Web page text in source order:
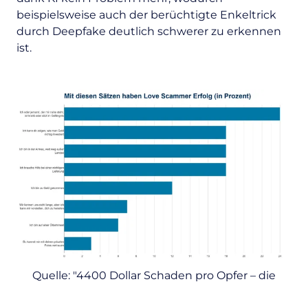
beispielsweise auch der berüchtigte Enkeltrick
durch Deepfake deutlich schwerer zu erkennen
ist.
Quelle: "4400 Dollar Schaden pro Opfer – die